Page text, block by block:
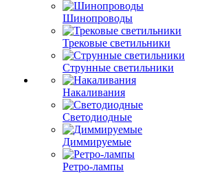
Шинопроводы
Трековые светильники
Струнные светильники
Накаливания
Светодиодные
Диммируемые
Ретро-лампы